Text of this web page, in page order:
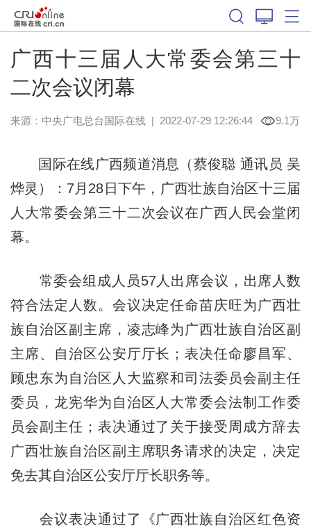
广西十三届人大常委会第三十
二次会议闭幕
来源：中央广电总台国际在线| 2022-07-29 12:26:44 9.1万
国际在线广西频道消息（蔡俊聪 通讯员 吴
烨灵）：7月28日下午，广西壮族自治区十三届
人大常委会第三十二次会议在广西人民会堂闭
幕。
常委会组成人员57人出席会议，出席人数
符合法定人数。会议决定任命苗庆旺为广西壮
族自治区副主席，凌志峰为广西壮族自治区副
主席、自治区公安厅厅长；表决任命廖昌军、
顾忠东为自治区人大监察和司法委员会副主任
委员，龙宪华为自治区人大常委会法制工作委
员会副主任；表决通过了关于接受周成方辞去
广西壮族自治区副主席职务请求的决定，决定
免去其自治区公安厅厅长职务等。
会议表决通过了《广西壮族自治区红色资